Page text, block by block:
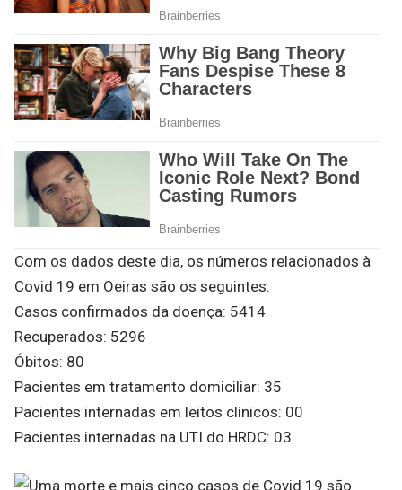
Com os dados deste dia, os números relacionados à
Covid 19 em Oeiras são os seguintes:
Casos confirmados da doença: 5414
Recuperados: 5296
Óbitos: 80
Pacientes em tratamento domiciliar: 35
Pacientes internadas em leitos clínicos: 00
Pacientes internadas na UTI do HRDC: 03